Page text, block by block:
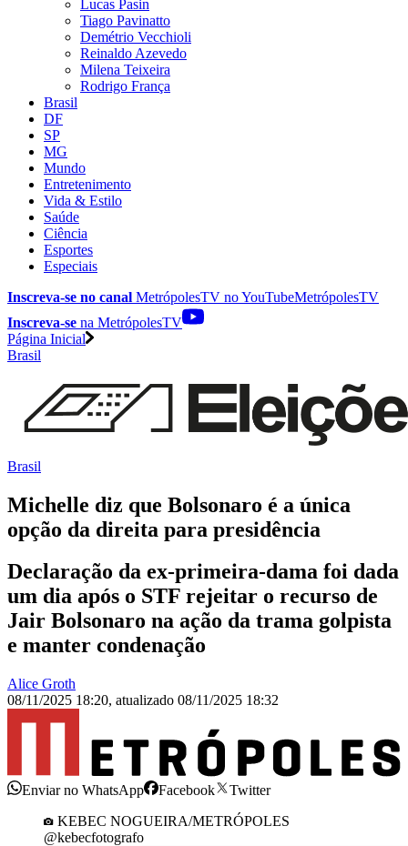
Lucas Pasin
Tiago Pavinatto
Demétrio Vecchioli
Reinaldo Azevedo
Milena Teixeira
Rodrigo França
Brasil
DF
SP
MG
Mundo
Entretenimento
Vida & Estilo
Saúde
Ciência
Esportes
Especiais
Inscreva-se no canal MetrópolesTV noYouTubeMetrópolesTV
Inscreva-se na MetrópolesTV
Página Inicial
Brasil
Brasil
Michelle diz que Bolsonaro é a única
opção da direita para presidência
Declaração da ex-primeira-dama foi dada
um dia após o STF rejeitar o recurso de
Jair Bolsonaro na ação da trama golpista
e manter condenação
Alice Groth
08/11/2025 18:20, atualizado 08/11/2025 18:32
Enviar no WhatsApp Facebook
Twitter
KEBEC NOGUEIRA/METRÓPOLES
@kebecfotografo